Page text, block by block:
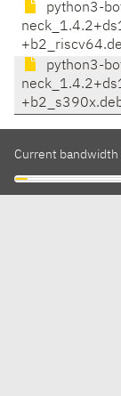
python3-
python3-
Current